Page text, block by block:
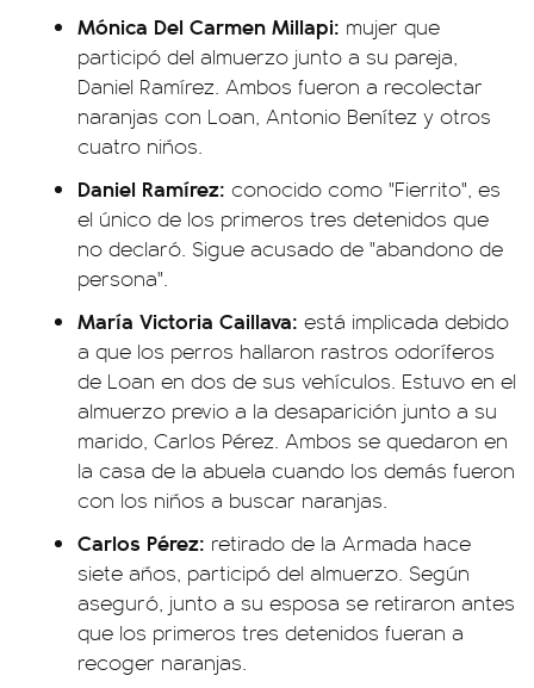
Mónica Del Carmen Millapi: mujer que
participó del almuerzo junto a su pareja,
Daniel Ramírez. Ambos fueron a recolectar
naranjas con Loan, Antonio Benítez y otros
cuatro niños.
Daniel Ramírez: conocido como "Fierrito", es
el único de los primeros tres detenidos que
no declaró. Sigue acusado de "abandono de
persona".
María Victoria Caillava: está implicada debido
a que los perros hallaron rastros odoríferos
de Loan en dos de sus vehículos. Estuvo en el
almuerzo previo a la desaparición junto a su
marido, Carlos Pérez. Ambos se quedaron en
la casa de la abuela cuando los demás fueron
con los niños a buscar naranjas.
Carlos Pérez: retirado de la Armada hace
siete años, participó del almuerzo. Según
aseguró, junto a su esposa se retiraron antes
que los primeros tres detenidos fueran a
recoger naranjas.